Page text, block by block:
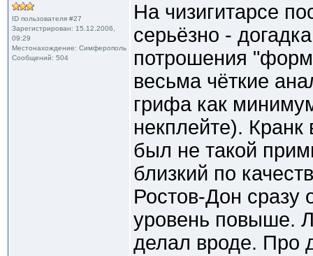
ID пользователя #27
Зарегистрирован: 15.12.2006,
09:29
Местонахождение: Симферополь
Сообщений: 504
На чизигитарсе
серьёзно -
потрошения
весьма чёткие
грифа как
некплейте).
был не такой
близкий по
Ростов-Дон сразу
уровень повыше.
делал вроде. Про